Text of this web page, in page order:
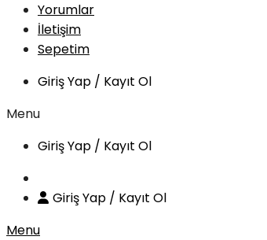
Yorumlar
İletişim
Sepetim
Giriş Yap / Kayıt Ol
Menu
Giriş Yap / Kayıt Ol
Giriş Yap / Kayıt Ol
Menu